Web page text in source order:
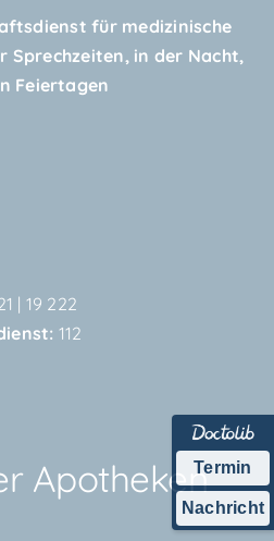
für medizinische
Sprechzeiten, in der Nacht,
Feiertagen
| 19 222
112
ApothekenTermin
Nachricht